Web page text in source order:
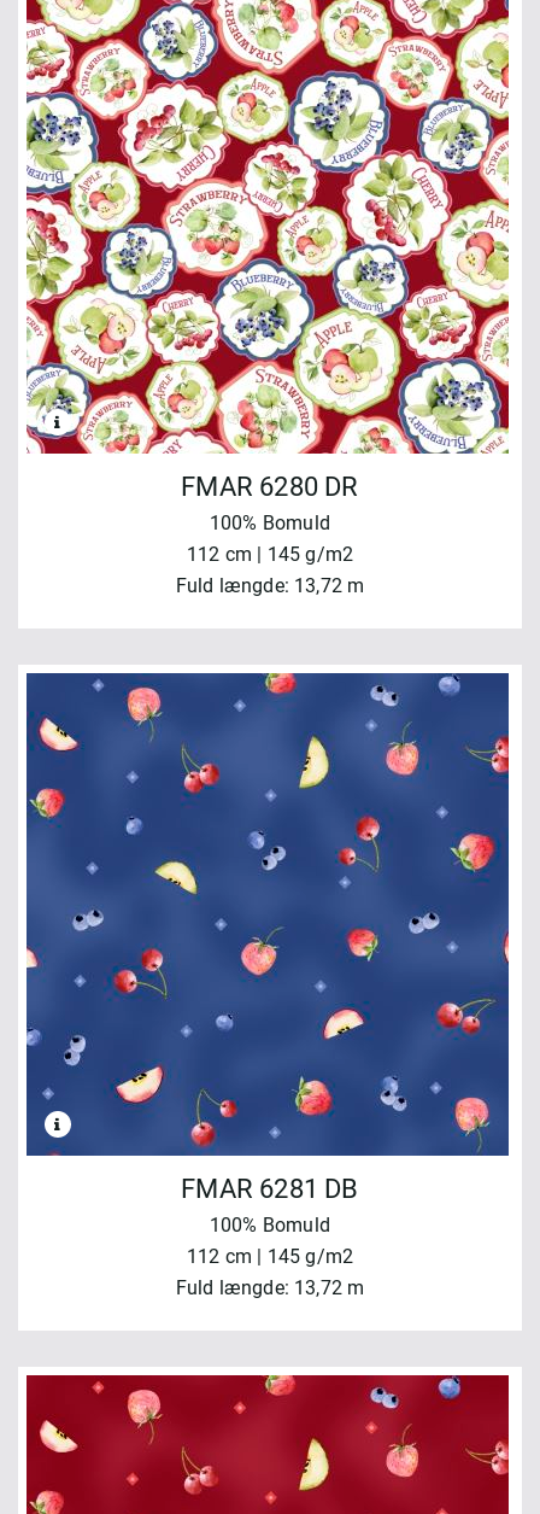
FMAR 6280 DR
100% Bomuld
112 cm | 145 g/m2
Fuld længde: 13,72 m
FMAR 6281 DB
100% Bomuld
112 cm | 145 g/m2
Fuld længde: 13,72 m